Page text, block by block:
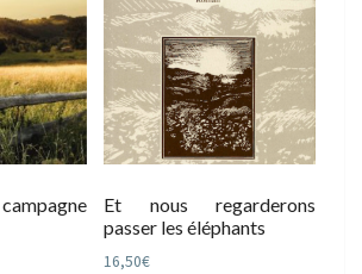
plus
ancien
Et nous regarderons
passer les éléphants
16,50€